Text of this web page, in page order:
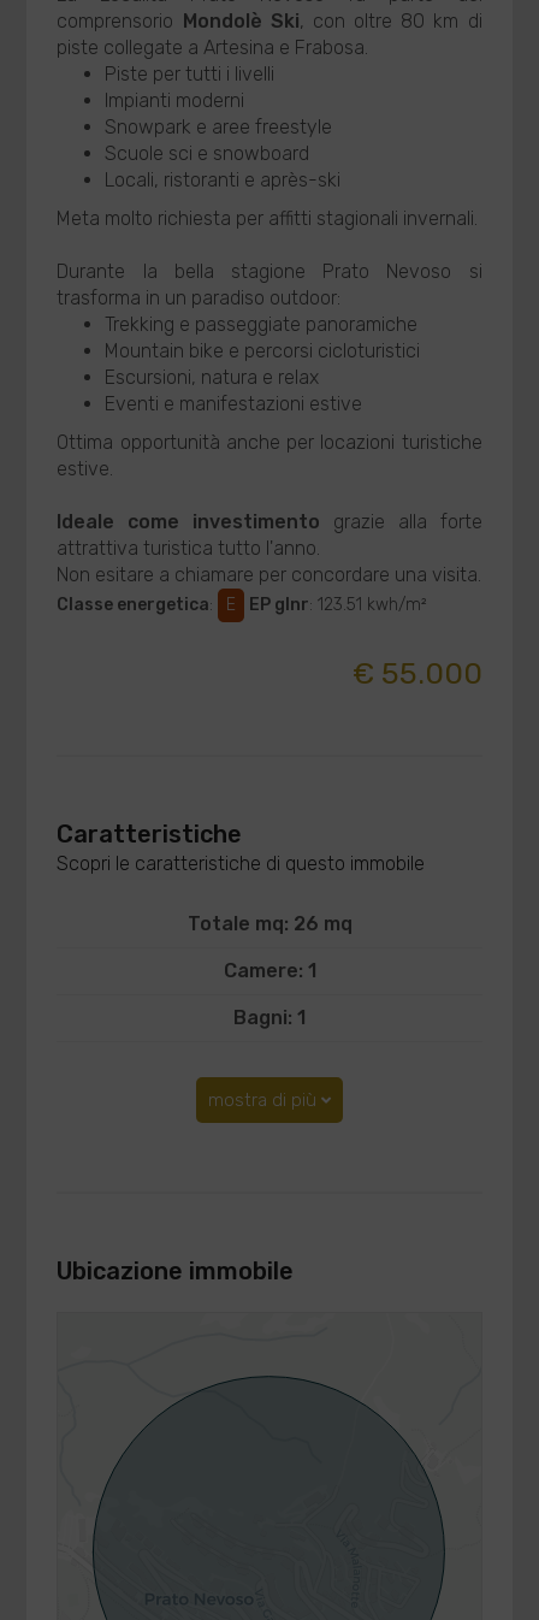
comprensorio Mondolè Ski, con oltre 80 km di
piste collegate a Artesina e Frabosa.
Piste per tutti i livelli
Impianti moderni
Snowpark e aree freestyle
Scuole sci e snowboard
Locali, ristoranti e après-ski
Meta molto richiesta per affitti stagionali invernali.
Durante la bella stagione Prato Nevoso si
trasforma in un paradiso outdoor:
Trekking e passeggiate panoramiche
Mountain bike e percorsi cicloturistici
Escursioni, natura e relax
Eventi e manifestazioni estive
Ottima opportunità anche per locazioni turistiche
estive.
Ideale come investimento grazie alla forte
attrattiva turistica tutto l'anno.
Non esitare a chiamare per concordare una visita.
Classe energetica: E EP glnr: 123.51 kwh/m²
€ 55.000
Caratteristiche
Scopri le caratteristiche di questo immobile
Totale mq: 26 mq
Camere: 1
Bagni: 1
mostra di più
Ubicazione immobile